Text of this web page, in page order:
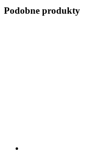
Podobne produkty